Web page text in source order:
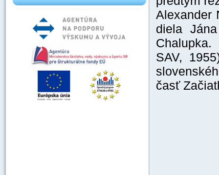
Alexander
diela
SAV,
časť